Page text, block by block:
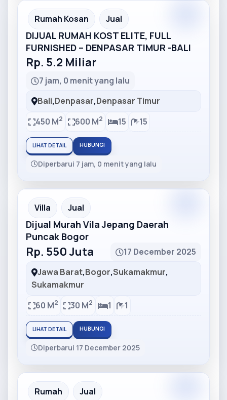
Partner Ad
Rumah Kosan Jual
DIJUAL RUMAH KOST ELITE, FULL
FURNISHED – DENPASAR TIMUR -BALI
Rp. 5.2 Miliar
7 jam, 0 menit yang lalu
Bali,Denpasar,Denpasar Timur
450 M2 600 M2 15 15
LIHAT DETAIL HUBUNGI
Diperbarui 7 jam, 0 menit yang lalu
Partner Ad
Villa Jual
Dijual Murah Vila Jepang Daerah
Puncak Bogor
Rp. 550 Juta
17 December 2025
Jawa Barat,Bogor,Sukamakmur,
Sukamakmur
60 M2 30 M2 1 1
LIHAT DETAIL HUBUNGI
Diperbarui 17 December 2025
Partner Ad
Rumah Jual